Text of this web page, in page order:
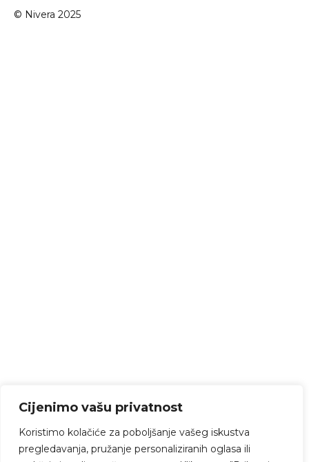
Cijenimo vašu privatnost
Koristimo kolačiće za poboljšanje vašeg iskustva
pregledavanja, pružanje personaliziranih oglasa ili
© Nivera 2025